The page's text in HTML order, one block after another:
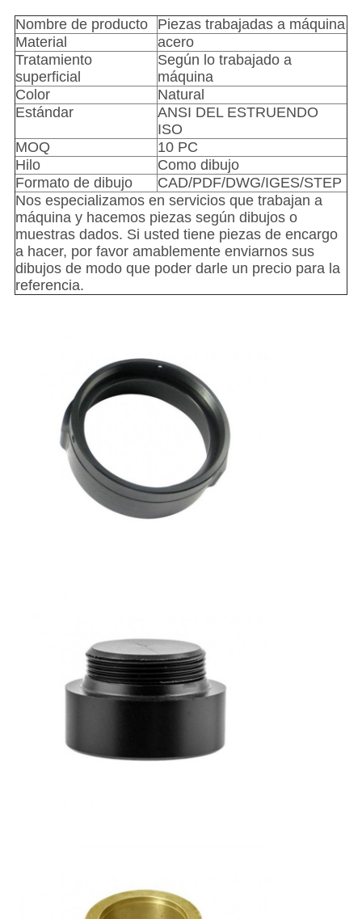
Nombre de producto
Piezas trabajadas a máquina
Material
acero
Tratamiento
superficial
Según lo trabajado a
máquina
Color
Natural
Estándar
ANSI DEL ESTRUENDO
ISO
MOQ
10 PC
Hilo
Como dibujo
Formato de dibujo
CAD/PDF/DWG/IGES/STEP
Nos especializamos en servicios que trabajan a
máquina y hacemos piezas según dibujos o
muestras dados. Si usted tiene piezas de encargo
a hacer, por favor amablemente enviarnos sus
dibujos de modo que poder darle un precio para la
referencia.